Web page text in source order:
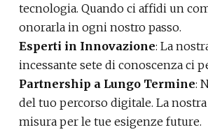
tecnologia. Quando ci affidi un
onorarla in ogni nostro passo.
Esperti in Innovazione: La
incessante sete di conoscenza ci
Partnership a Lungo Termine:
del tuo percorso digitale. La
misura per le tue esigenze future.